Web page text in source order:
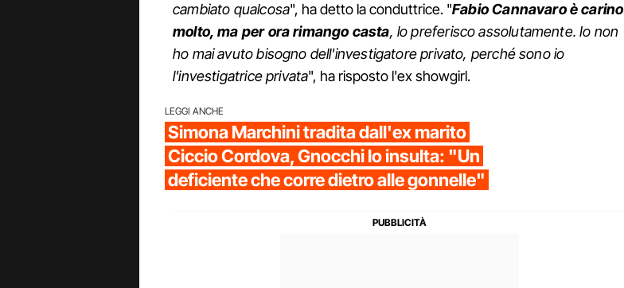
cambiato qualcosa", ha detto la conduttrice. "Fabio Cannavaro è carino
molto, ma per ora rimango casta, lo preferisco assolutamente. Io non
ho mai avuto bisogno dell'investigatore privato, perché sono io
l'investigatrice privata", ha risposto l'ex showgirl.
LEGGI ANCHE
Simona Marchini tradita dall'ex marito
Ciccio Cordova, Gnocchi lo insulta: "Un
deficiente che corre dietro alle gonnelle"